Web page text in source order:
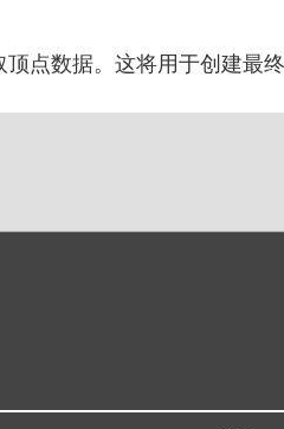
点数据。这将用于创建最终